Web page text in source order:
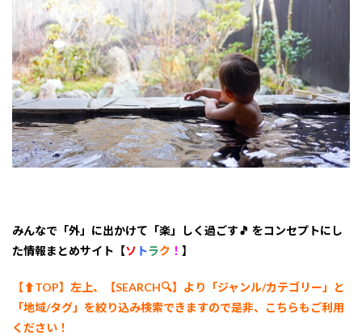
みんなで「外」に出かけて「楽」しく過ごす🎵 をコンセプトにし
た情報まとめサイト【ソ トラク ！ 】
【⬆︎TOP】左上、【SEARCH🔍】より「ジャンル/カテゴリー 」と
「地域/タグ」を絞り込み検索できますので是非、こちらもご利用
ください！